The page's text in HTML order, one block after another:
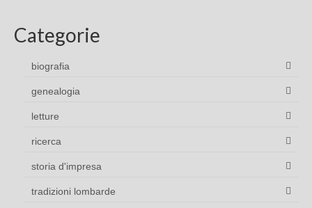
Categorie
biografia
genealogia
letture
ricerca
storia d'impresa
tradizioni lombarde